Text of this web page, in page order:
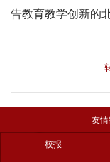
告教育教学创新的
友情
校报